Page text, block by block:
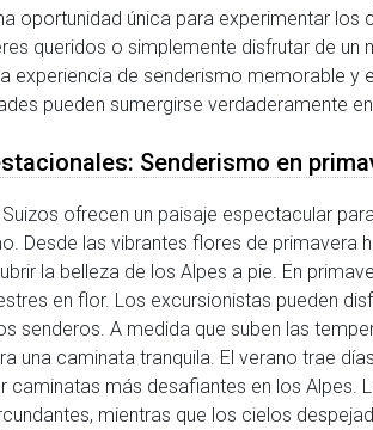
oportunidad única para experimentar
queridos o simplemente disfrutar de
experiencia de senderismo memorable
pueden sumergirse verdaderamente
Senderismo en
ofrecen un paisaje espectacular
Desde las vibrantes flores de primavera
la belleza de los Alpes a pie. En
en flor. Los excursionistas pueden
senderos. A medida que suben las
una caminata tranquila. El verano trae
caminatas más desafiantes en los
mientras que los cielos